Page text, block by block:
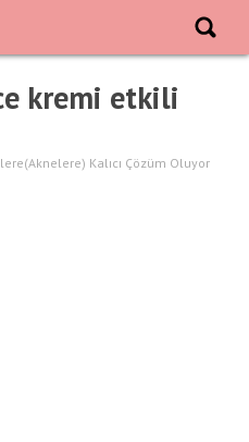
kremi etkili
Kalıcı Çözüm Oluyor